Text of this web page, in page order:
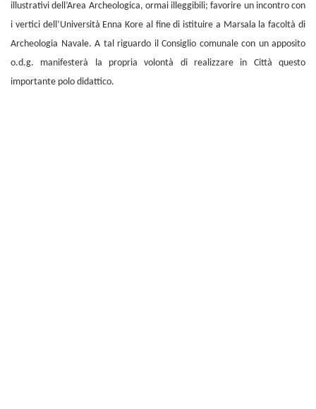
illustrativi dell’Area Archeologica, ormai illeggibili; favorire un incontro con
i vertici dell’Università Enna Kore al fine di istituire a Marsala la facoltà di
Archeologia Navale. A tal riguardo il Consiglio comunale con un apposito
o.d.g. manifesterà la propria volontà di realizzare in Città questo
importante polo didattico.